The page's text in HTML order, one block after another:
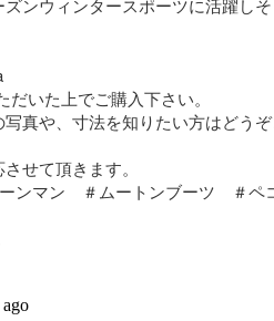
ンウィンタースポーツに活躍しそ
だいた上でご購入下さい。
写真や、寸法を知りたい方はどう
せて頂きます。
ンマン　＃ムートンブーツ　＃ペ